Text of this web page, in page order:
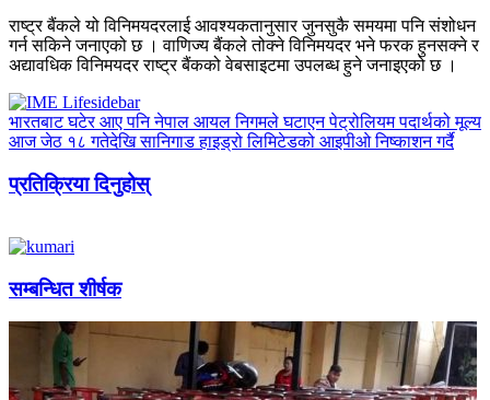
राष्ट्र बैंकले यो विनिमयदरलाई आवश्यकतानुसार जुनसुकै समयमा पनि संशोधन
गर्न सकिने जनाएको छ । वाणिज्य बैंकले तोक्ने विनिमयदर भने फरक हुनसक्ने र
अद्यावधिक विनिमयदर राष्ट्र बैंकको वेबसाइटमा उपलब्ध हुने जनाइएको छ ।
भारतबाट घटेर आए पनि नेपाल आयल निगमले घटाएन पेट्रोलियम पदार्थको मूल्य
आज जेठ १८ गतेदेखि सानिगाड हाइड्रो लिमिटेडको आइपीओ निष्काशन गर्दै
प्रतिक्रिया दिनुहोस्
सम्बन्धित शीर्षक